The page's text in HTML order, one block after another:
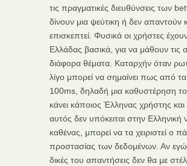
τις πραγματικές διευθύνσεις των
δίνουν μια ψεύτικη ή δεν
επισκεπτεί. Φυσικά οι χρήστες
Ελλάδας βασικά, για να μάθουν
διάφορα θέματα. Καταρχήν όταν
λίγο μπορεί να σημαίνει πως από
100ms, δηλαδή μια καθυστέρηση
κάνει κάποιος Έλληνας χρήστης
αυτός δεν υπόκειται στην
καθένας, μπορεί να τα χειριστεί ο
προστασίας των δεδομένων. Αν εγώ
δικές του απαντήσεις δεν θα με